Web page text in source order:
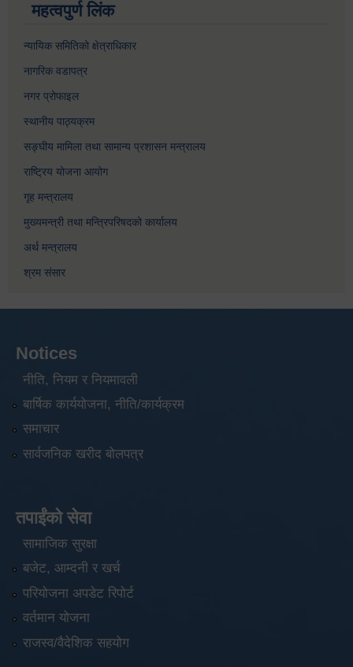
महत्वपुर्ण लिंक
न्यायिक समितिको क्षेत्राधिकार
नागरिक वडापत्र
नगर प्रोफाइल
स्थानीय पाठ्यक्रम
सङ्घीय मामिला तथा सामान्य प्रशासन मन्त्रालय
राष्ट्रिय योजना आयोग
गृह मन्त्रालय
मुख्यमन्त्री तथा मन्त्रिपरिषदको कार्यालय
अर्थ मन्त्रालय
श्रम संसार
Notices
नीति, नियम र नियमावली
बार्षिक कार्ययोजना, नीति/कार्यक्रम
समाचार
सार्वजनिक खरीद बोलपत्र
तपाईंको सेवा
सामाजिक सुरक्षा
बजेट, आम्दनी र खर्च
परियोजना अपडेट रिपोर्ट
वर्तमान योजना
राजस्व/वैदेशिक सहयोग